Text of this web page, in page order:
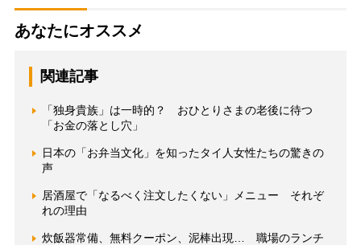
あなたにオススメ
関連記事
「独身貴族」は一時的？ おひとりさまの老後に待つ
「お金の落とし穴」
日本の「お弁当文化」を知ったタイ人女性たちの驚きの
声
居酒屋で「なるべく注文したくない」メニュー それぞ
れの理由
炊飯器常備、無料クーポン、泥棒出現… 職場のランチ